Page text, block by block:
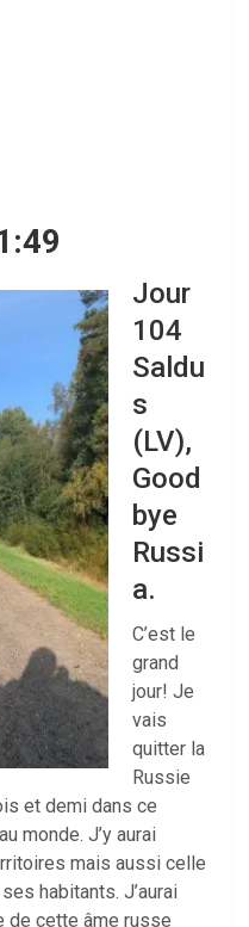
Jour
104
Saldu
s
(LV),
Good
bye
Russi
a.
C’est le
grand
jour! Je
vais
quitter la
Russie
et demi dans ce
monde. J’y aurai
mais aussi celle
habitants. J’aurai
de cette âme russe